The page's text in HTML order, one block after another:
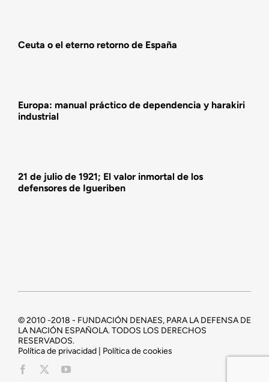
Ceuta o el eterno retorno de España
Europa: manual práctico de dependencia y harakiri
industrial
21 de julio de 1921; El valor inmortal de los
defensores de Igueriben
© 2010 -2018 - FUNDACIÓN DENAES, PARA LA DEFENSA DE
LA NACIÓN ESPAÑOLA. TODOS LOS DERECHOS
RESERVADOS.
Política de privacidad | Política de cookies